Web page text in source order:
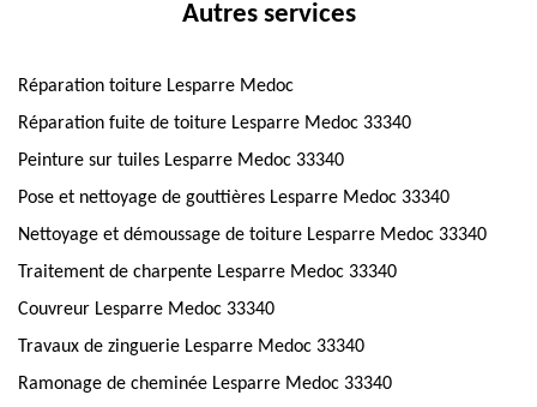
Autres services
Réparation toiture Lesparre Medoc
Réparation fuite de toiture Lesparre Medoc 33340
Peinture sur tuiles Lesparre Medoc 33340
Pose et nettoyage de gouttières Lesparre Medoc 33340
Nettoyage et démoussage de toiture Lesparre Medoc 33340
Traitement de charpente Lesparre Medoc 33340
Couvreur Lesparre Medoc 33340
Travaux de zinguerie Lesparre Medoc 33340
Ramonage de cheminée Lesparre Medoc 33340